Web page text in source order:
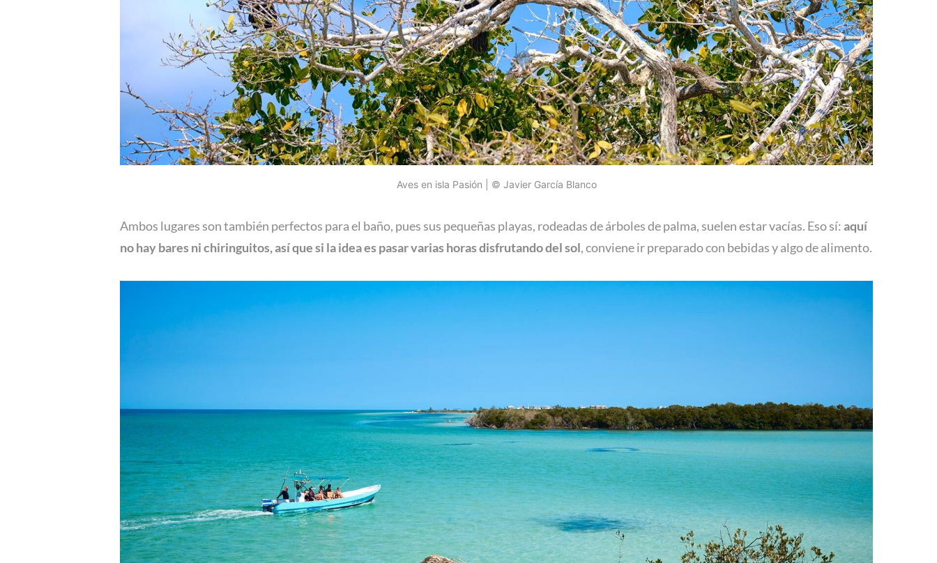
Aves en isla Pasión | © Javier García Blanco
Ambos lugares son también perfectos para el baño, pues sus pequeñas playas, rodeadas de árboles de palma, suelen estar vacías. Eso sí:aquí
no hay bares ni chiringuitos, así que si la idea es pasar varias horas disfrutando del sol, conviene ir preparado con bebidas y algo de alimento.